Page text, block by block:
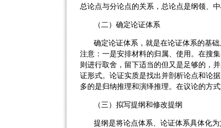
总论点与分论点的关系，总论点是纲领、
（二）确定论证体系
确定论证体系，就是在论证体系的基
注意：一是安排材料的归属、使用。在搜
则进行取舍，留下适当的但又是足够的，
证形式。论证实质是找出并剖析论点和论
多的是归纳推理和演绎推理。在议论的方
（三）拟写提纲和修改提纲
提纲是将论点体系、论证体系具体化